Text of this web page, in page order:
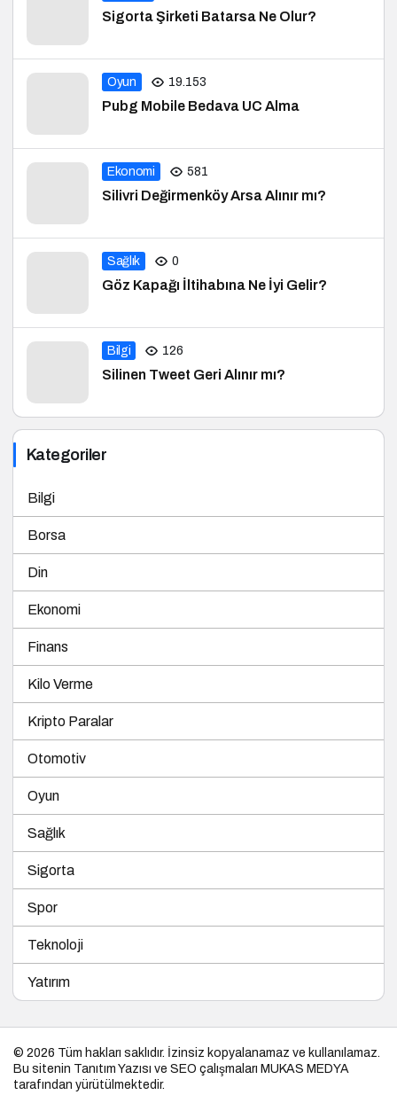
Sigorta Şirketi Batarsa Ne Olur?
Oyun 19.153
Pubg Mobile Bedava UC Alma
Ekonomi 581
Silivri Değirmenköy Arsa Alınır mı?
Sağlık 0
Göz Kapağı İltihabına Ne İyi Gelir?
Bilgi 126
Silinen Tweet Geri Alınır mı?
Kategoriler
Bilgi
Borsa
Din
Ekonomi
Finans
Kilo Verme
Kripto Paralar
Otomotiv
Oyun
Sağlık
Sigorta
Spor
Teknoloji
Yatırım
© 2026 Tüm hakları saklıdır. İzinsiz kopyalanamaz ve kullanılamaz.
Bu sitenin Tanıtım Yazısı ve SEO çalışmaları MUKAS MEDYA
tarafından yürütülmektedir.